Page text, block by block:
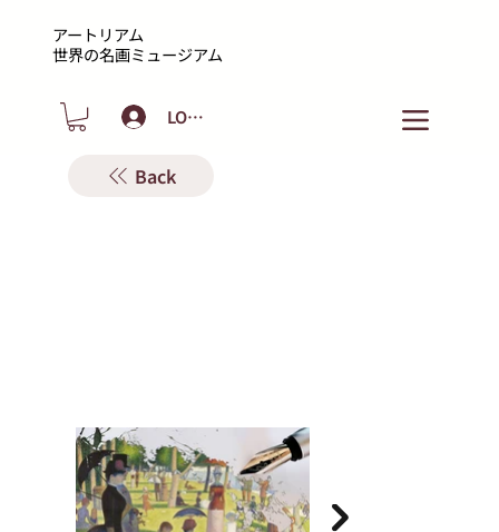
アートリアム
​世界の名画ミュージアム
LOGIN
Back